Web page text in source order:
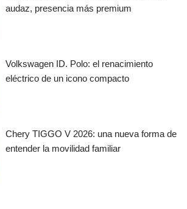
audaz, presencia más premium
Volkswagen ID. Polo: el renacimiento
eléctrico de un icono compacto
Chery TIGGO V 2026: una nueva forma de
entender la movilidad familiar